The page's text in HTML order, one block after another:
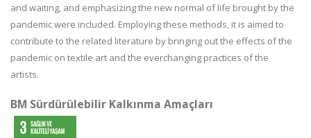
and waiting, and emphasizing the new normal of life brought by the
pandemic were included. Employing these methods, it is aimed to
contribute to the related literature by bringing out the effects of the
pandemic on textile art and the everchanging practices of the
artists.
BM Sürdürülebilir Kalkınma Amaçları